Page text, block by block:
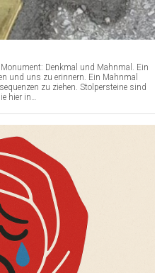
Denkmal und Mahnmal. Ein
und uns zu erinnern. Ein Mahnmal
zu ziehen. Stolpersteine sind
hier in…